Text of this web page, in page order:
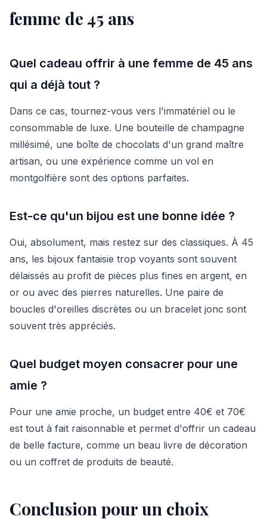
femme de 45 ans
Quel cadeau offrir à une femme de 45 ans
qui a déjà tout ?
Dans ce cas, tournez-vous vers l'immatériel ou le
consommable de luxe. Une bouteille de champagne
millésimé, une boîte de chocolats d'un grand maître
artisan, ou une expérience comme un vol en
montgolfière sont des options parfaites.
Est-ce qu'un bijou est une bonne idée ?
Oui, absolument, mais restez sur des classiques. À 45
ans, les bijoux fantaisie trop voyants sont souvent
délaissés au profit de pièces plus fines en argent, en
or ou avec des pierres naturelles. Une paire de
boucles d'oreilles discrètes ou un bracelet jonc sont
souvent très appréciés.
Quel budget moyen consacrer pour une
amie ?
Pour une amie proche, un budget entre 40€ et 70€
est tout à fait raisonnable et permet d'offrir un cadeau
de belle facture, comme un beau livre de décoration
ou un coffret de produits de beauté.
Conclusion pour un choix